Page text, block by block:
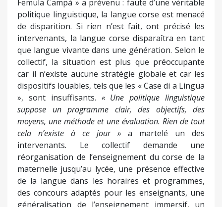
Femula Campà » a prévenu : faute d’une véritable
politique linguistique, la langue corse est menacé
de disparition. Si rien n’est fait, ont précisé les
intervenants, la langue corse disparaîtra en tant
que langue vivante dans une génération. Selon le
collectif, la situation est plus que préoccupante
car il n’existe aucune stratégie globale et car les
dispositifs louables, tels que les « Case di a Lingua
», sont insuffisants. « Une politique linguistique
suppose un programme clair, des objectifs, des
moyens, une méthode et une évaluation. Rien de tout
cela n’existe à ce jour » a martelé un des
intervenants. Le collectif demande une
réorganisation de l’enseignement du corse de la
maternelle jusqu’au lycée, une présence effective
de la langue dans les horaires et programmes,
des concours adaptés pour les enseignants, une
généralisation de l’enseignement immersif, un